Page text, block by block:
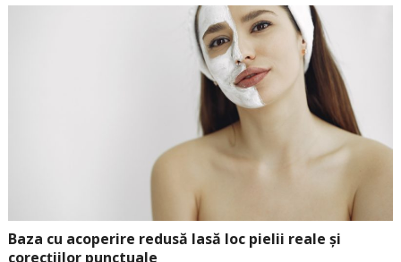
Baza cu acoperire redusă lasă loc pielii reale și
corecțiilor punctuale